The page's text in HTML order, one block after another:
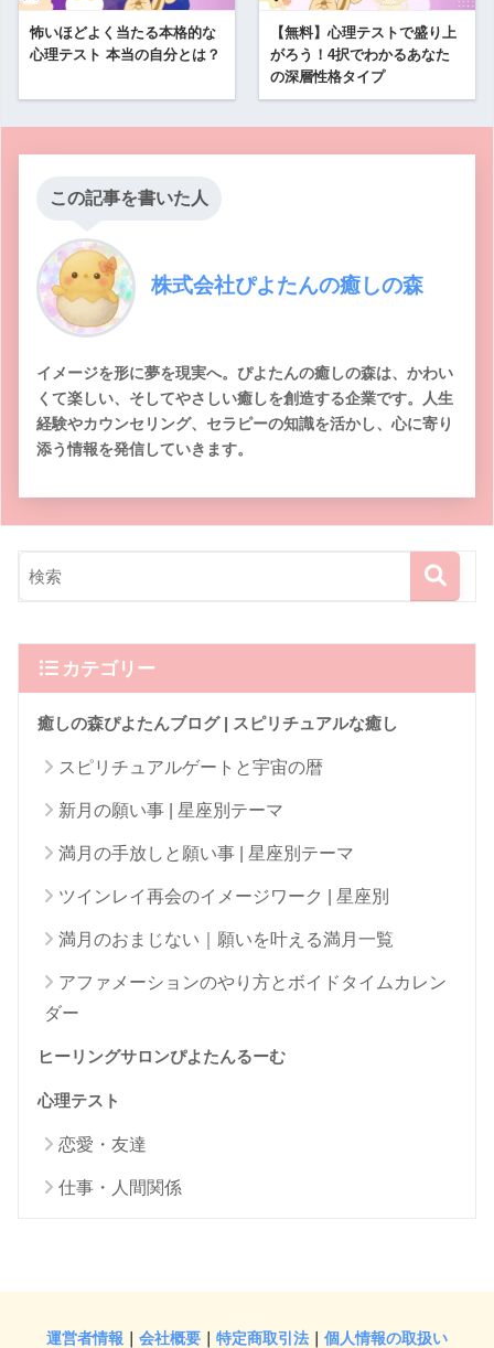
怖いほどよく当たる本格的な
心理テスト 本当の自分とは？
【無料】心理テストで盛り上
がろう！4択でわかるあなた
の深層性格タイプ
この記事を書いた人
株式会社ぴよたんの癒しの森
イメージを形に夢を現実へ。ぴよたんの癒しの森は、かわい
くて楽しい、そしてやさしい癒しを創造する企業です。人生
経験やカウンセリング、セラピーの知識を活かし、心に寄り
添う情報を発信していきます。
カテゴリー
癒しの森ぴよたんブログ | スピリチュアルな癒し
スピリチュアルゲートと宇宙の暦
新月の願い事 | 星座別テーマ
満月の手放しと願い事 | 星座別テーマ
ツインレイ再会のイメージワーク | 星座別
満月のおまじない｜願いを叶える満月一覧
アファメーションのやり方とボイドタイムカレン
ダー
ヒーリングサロンぴよたんるーむ
心理テスト
恋愛・友達
仕事・人間関係
運営者情報 ｜ 会社概要 ｜ 特定商取引法 ｜ 個人情報の取扱い